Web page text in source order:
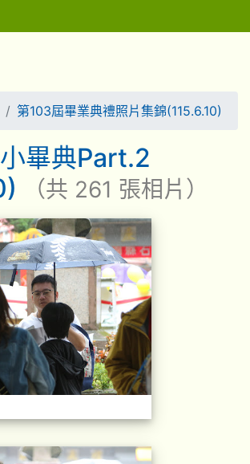
⏸
第103屆畢業典禮照片集錦(115.6.10)
畢典Part.2
（共 261 張相片）
103屆國小畢典
103屆國小畢典